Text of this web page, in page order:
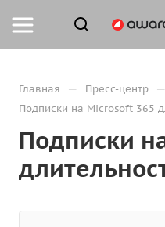
Главная — Пресс-центр —
Подписки на Microsoft 365
Подписки